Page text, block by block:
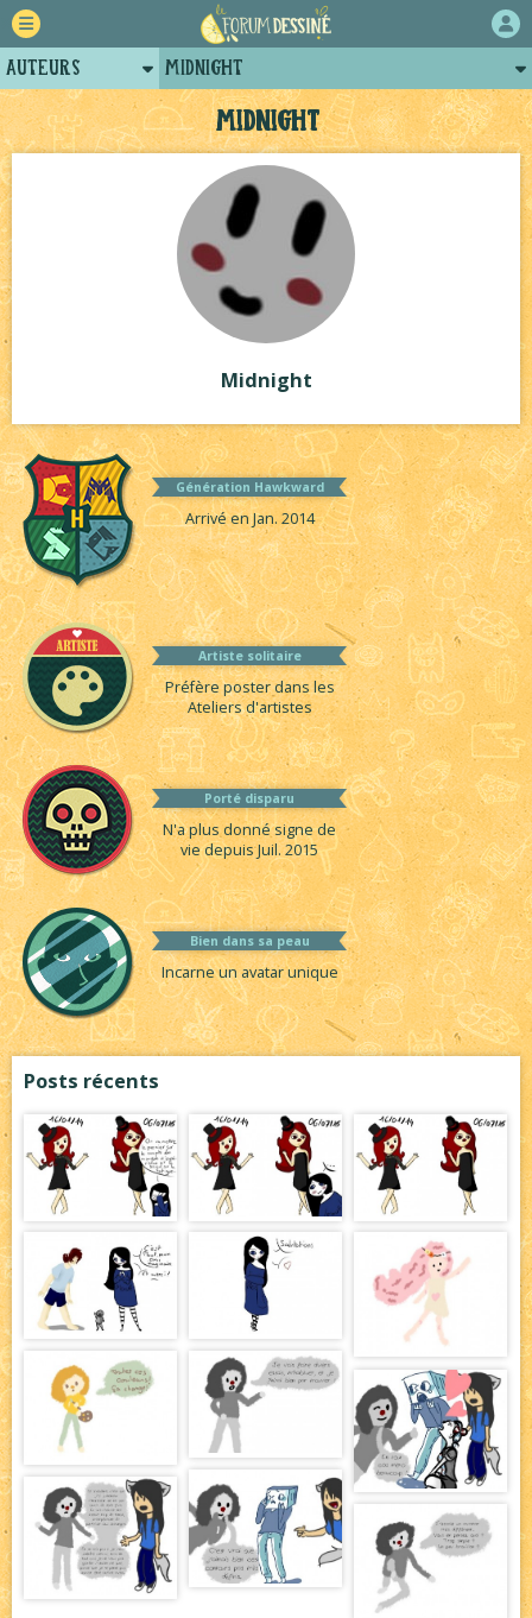
Midnight
Midnight
Génération Hawkward
Arrivé en Jan. 2014
Artiste solitaire
Préfère poster dans les
Ateliers d'artistes
Porté disparu
N'a plus donné signe de
vie depuis Juil. 2015
Bien dans sa peau
Incarne un avatar unique
Posts récents
Auteurs
Retour
Forum
Projets
Tutoriels
Midnight
Posts de midnight
Arènes de midnight